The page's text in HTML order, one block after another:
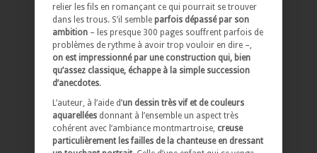
relier les fils en romançant ce qui pourrait se trouver
dans les trous. S’il semble parfois dépassé par son
ambition – les presque 300 pages souffrent parfois de
problèmes de rythme à avoir trop vouloir en dire –,
on est impressionné par une construction qui, bien
qu’assez classique, échappe à la simple succession
d’anecdotes.
L’auteur, à l’aide d’un dessin très vif et de couleurs
aquarellées donnant à l’ensemble un aspect très
cohérent avec l’ambiance montmartroise, creuse
particulièrement les failles de la chanteuse en dressant